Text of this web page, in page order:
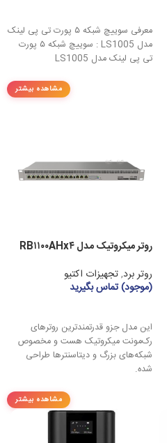
معرفی سوییچ شبکه ۵ پورت تی پی لینک
مدل LS1005 : سوییچ شبکه ۵ پورت
تی پی لینک مدل LS1005
مشاهده بیشتر
روتر میکروتیک مدل RB۱۱۰۰AHx۴
روتر برد,تجهیزات اکتیو
(موجود) تماس بگیرید
این مدل جزو قدرتمندترین روترهای
رک‌مونت میکروتیک هست و مخصوص
شبکه‌های بزرگ و دیتاسنترها طراحی
شده.
مشاهده بیشتر